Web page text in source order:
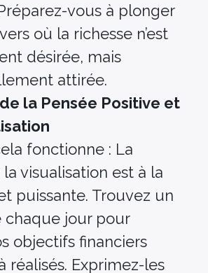
vous à plonger
où la richesse n’est
désirée, mais
attirée.
la Pensée Positive et
fonctionne : La
visualisation est à la
puissante. Trouvez un
chaque jour pour
objectifs financiers
réalisés. Exprimez-les